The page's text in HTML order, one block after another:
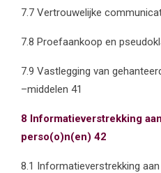
7.7 Vertrouwelijke
7.8 Proefaankoop en
7.9 Vastlegging van
–middelen 41
8 Informatieverstrekking
perso(o)n(en) 42
8.1 Informatieverstrekking